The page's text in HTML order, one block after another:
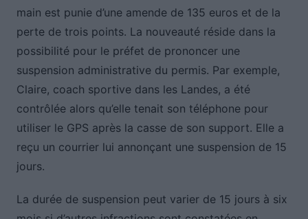
main est punie d’une amende de 135 euros et de la
perte de trois points. La nouveauté réside dans la
possibilité pour le préfet de prononcer une
suspension administrative du permis. Par exemple,
Claire, coach sportive dans les Landes, a été
contrôlée alors qu’elle tenait son téléphone pour
utiliser le GPS après la casse de son support. Elle a
reçu un courrier lui annonçant une suspension de 15
jours.
La durée de suspension peut varier de 15 jours à six